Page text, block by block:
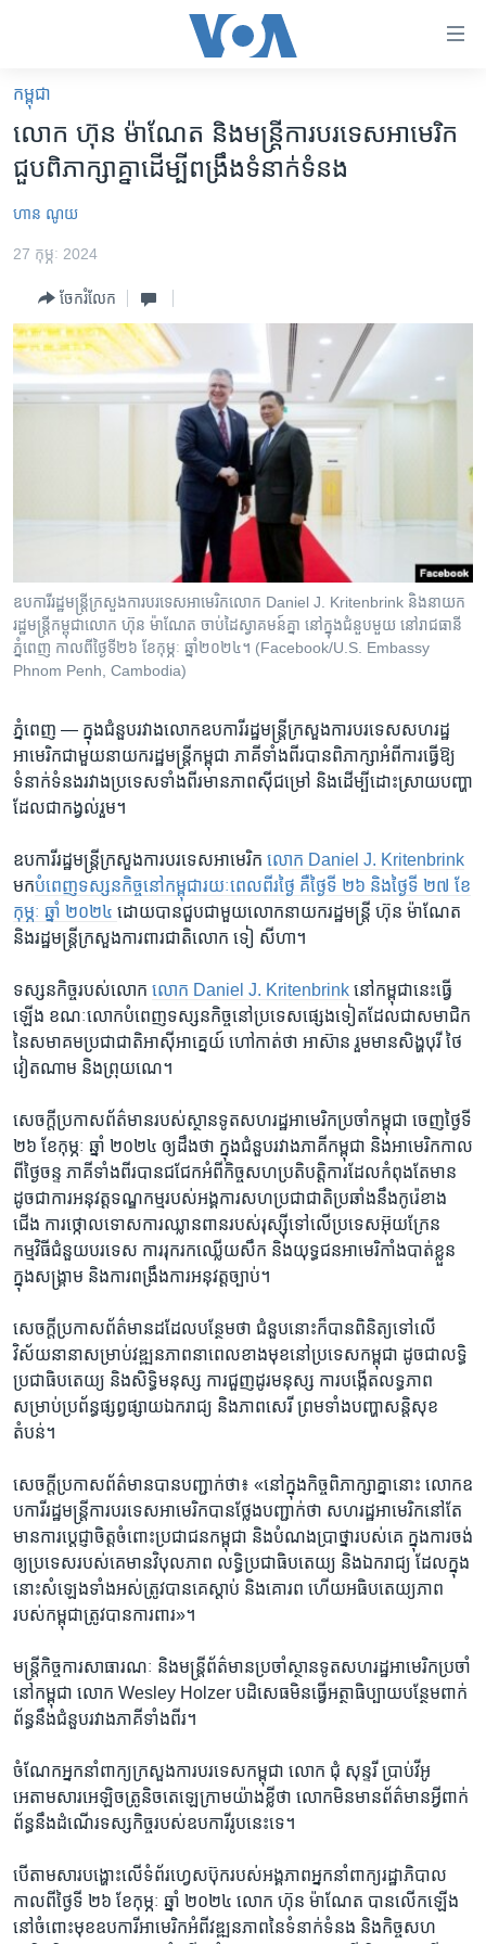
គេហទំព័រ​
ទាក់ទង
និង​
ទំព័រ​
ម្តង
រំលង​
និង​
ទៅ​
កាន់​
ទំព័រ​
រក
កម្ពុជា
អន្តរជាតិ
ហេឡូវីអូអេ
កម្ពុជាច្នៃប្រតិដ្ឋ
ព្រឹត្តិការណ៍ព័ត៌មាន
ទូរទស្សន៍ / វីដេអូ​
Khmer English
បណ្តាញ​សង្គម
កម្ពុជា
លោក ហ៊ុន ម៉ាណែត និងមន្ត្រី​ការបរទេស​អាមេរិក​
ជួបពិភាក្សា​គ្នា​ដើម្បី​ពង្រឹង​ទំនាក់​ទំនង
ហាន ណូយ
27 កុម្ភៈ 2024
ចែករំលែក
ឧបការីរដ្ឋមន្រ្តីក្រសួងការបរទេសអាមេរិកលោក Daniel J. Kritenbrink និងនាយក
រដ្ឋមន្ត្រីកម្ពុជាលោក ហ៊ុន ម៉ាណែត ចាប់ដៃស្វាគមន៍គ្នា នៅក្នុងជំនួបមួយ នៅរាជធានី
ភ្នំពេញ កាលពីថ្ងៃទី២៦ ខែកុម្ភៈ ឆ្នាំ២០២៤។ (Facebook/U.S. Embassy
Phnom Penh, Cambodia)
ភ្នំពេញ — ក្នុង​ជំនួប​រវាងលោក​ឧបការី​រដ្ឋមន្រ្តី​ក្រសួង​ការ​បរទេស​សហ​រដ្ឋ​
អាមេរិក​ជា​មួយ​នាយក​រដ្ឋ​មន្ត្រី​កម្ពុជា​ ភាគី​ទាំង​ពីរ​បាន​ពិភាក្សា​អំពី​ការ​ធ្វើ​ឱ្យ​
ទំនាក់​ទំនង​រវាង​ប្រទេស​ទាំង​ពីរ​មាន​ភាព​ស៊ី​ជម្រៅ ​និង​ដើម្បី​ដោះ​ស្រាយ​បញ្ហា​
ដែល​ជា​កង្វល់​រួម។​
ឧបការី​រដ្ឋមន្រ្តី​ក្រសួង​ការ​បរទេស​អាមេរិក ​ លោក Daniel J. Kritenbrink
មក​បំពេញ​ទស្សន​កិច្ច​នៅ​កម្ពុជា​រយៈពេល​ពីរថ្ងៃ​ គឺថ្ងៃទី​ ២៦ ​និង​ថ្ងៃទី​ ២៧ ​ខែ
កុម្ភៈ​ ឆ្នាំ ​២០២៤​ ដោយ​បាន​ជួប​ជាមួយ​លោក​នាយក​រដ្ឋម​ន្រ្តី ​ហ៊ុន ម៉ាណែត​
និង​រដ្ឋមន្រ្តី​ក្រសួង​ការពារ​ជាតិ​លោក ​ទៀ សីហា។
ទស្សន​កិច្ច​របស់​លោក​ លោក Daniel J. Kritenbrink នៅ​កម្ពុជា​នេះ​ធ្វើ​
ឡើង​ ខណៈ​លោក​បំពេញ​ទស្សន​កិច្ច​នៅ​ប្រទេស​ផ្សេង​ទៀត​ដែល​ជា​សមាជិក​
នៃ​សមាគម​ប្រជាជាតិ​អាស៊ី​អាគេ្នយ៍ ហៅ​កាត់​ថា​ អាស៊ាន​ រួម​មាន​សិង្ហបុរី ​ថៃ ​
វៀតណាម​ និង​ព្រុយណេ។​
សេចក្តី​ប្រកាស​ព័ត៌មាន​របស់​ស្ថានទូត​សហ​រដ្ឋ​អាមេរិក​ប្រចាំកម្ពុជា​ ចេញ​ថ្ងៃ​ទី​
២៦ ​ខែ​កុម្ភៈ​ ឆ្នាំ ​២០២៤ ​ឲ្យ​ដឹង​ថា​ ក្នុង​ជំនួប​រវាង​ភាគី​កម្ពុជា ​និង​អាមេរិក​កាល​
ពី​ថ្ងៃ​ចន្ទ​ ​ភាគី​ទាំងពីរ​បាន​ជជែកអំពី​កិច្ច​សហ​ប្រតិបត្តិ​ការ​ដែលកំពុង​តែ​មាន ​
ដូចជាការ​អនុវត្ត​ទណ្ឌកម្ម​របស់​អង្គ​ការ​សហ​ប្រជា​ជាតិ​ប្រឆាំង​នឹង​កូរ៉េ​ខាង​
ជើង​ ការ​ថ្កោល​ទោស​ការ​ឈ្លានពាន​របស់​រុស្ស៊ី​ទៅ​លើ​ប្រទេស​អ៊ុយក្រែន ​
កម្មវិធី​ជំនួយ​បរទេស​ ការ​រុក​រក​ឈ្លើយ​សឹក​ និង​យុទ្ធជន​អាមេរិកាំង​បាត់​ខ្លួន​
ក្នុង​សង្គ្រាម​ និង​ការ​ពង្រឹង​ការ​អនុវត្ត​ច្បាប់។​
សេចក្តី​ប្រកាស​ព័ត៌មាន​ដដែល​បន្ថែម​ថា ​ជំនួប​នោះ​ក៏​បាន​ពិនិត្យ​ទៅ​លើ​
វិស័យ​នានា​សម្រាប់​វឌ្ឍន​ភាព​នា​ពេល​ខាង​មុខ​នៅ​ប្រទេស​កម្ពុជា ​ដូចជា​លទ្ធិ​
ប្រជា​ធិបតេយ្យ​ និង​សិទ្ធិ​មនុស្ស ​ការជួញ​ដូរ​មនុស្ស ​ការ​បង្កើត​លទ្ធភាព​
សម្រាប់​ប្រព័ន្ធ​ផ្សព្វ​ផ្សាយ​ឯករាជ្យ ​និងភាព​សេរី ​ព្រម​ទាំង​បញ្ហា​សន្តិសុខ​
តំបន់។​
សេចក្តី​ប្រកាស​ព័ត៌មាន​បាន​បញ្ជាក់​ថា៖ ​«នៅ​ក្នុង​កិច្ច​ពិភាក្សា​គ្នា​នោះ ​លោក​ឧ​
បការី​រដ្ឋ​មន្រ្តី​ការ​បរទេស​អាមេរិក​បាន​ថ្លែង​បញ្ជាក់​ថា ​សហ​រដ្ឋ​អាមេរិក​នៅ​តែ​
មាន​ការ​ប្តេជ្ញា​ចិត្ត​ចំពោះ​ប្រជាជន​កម្ពុជា​ និង​បំណង​ប្រាថ្នា​របស់​គេ ​ក្នុង​ការ​ចង់​
ឲ្យ​ប្រទេស​របស់​គេ​មា​នវិបុល​ភាព​ លទ្ធិ​ប្រជា​ធិបតេយ្យ ​និង​ឯករាជ្យ ​ដែល​ក្នុង​
នោះ​សំឡេង​ទាំង​អស់​ត្រូវ​បាន​គេ​ស្តាប់ ​និង​គោរព ​ហើយ​អធិប​តេយ្យ​ភាព​
របស់​កម្ពុជា​ត្រូវ​បាន​ការពារ»។​
មន្ត្រី​កិច្ច​ការ​សាធារណៈ ​និង​មន្រ្តី​ព័ត៌មាន​ប្រចាំ​ស្ថានទូត​សហ​រដ្ឋ​អាមេរិក​ប្រចាំ​
នៅ​កម្ពុជា ​លោក Wesley Holzer ​បដិសេធ​មិន​ធ្វើ​អត្ថាធិប្បាយ​បន្ថែម​ពាក់
ព័ន្ធ​នឹង​ជំនួប​រវាង​ភាគី​ទាំង​ពីរ។​
ចំណែក​អ្នក​នាំពាក្យ​ក្រសួង​ការ​បរទេស​កម្ពុជា​ លោក​ ជុំ​ សុន្ទរី ​ប្រាប់​វីអូ
អេតាម​សារ​អេឡិចត្រូនិច​តេឡេក្រាម​យ៉ាង​ខ្លី​ថា ​លោក​មិន​មាន​ព័ត៌មាន​អ្វី​ពាក់​
ព័ន្ធ​នឹង​ដំណើរ​ទស្សកិច្ច​របស់​ឧបការី​រូប​នេះ​ទេ។​
បើ​តាម​សារ​បង្ហោះលើ​ទំព័រ​ហ្វេសប៊ុក​របស់​អង្គភាព​អ្នក​នាំ​ពាក្យ​រដ្ឋាភិបាល
កាល​ពី​ថ្ងៃទី ​២៦ ​ខែ​កុម្ភៈ​ ឆ្នាំ ​២០២៤​ លោក​ ហ៊ុន ម៉ាណែត​ បាន​លើក​ឡើង​
នៅ​ចំពោះ​មុខ​ឧបការី​អាមេរិក​អំពី​វឌ្ឍន​ភាព​នៃ​ទំនាក់​ទំនង ​និង​កិច្ច​សហ​